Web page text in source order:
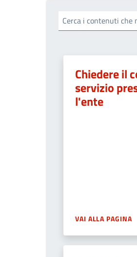
Cerca i contenuti che
Chiedere il
servizio
l'ente
VAI ALLA PAGINA